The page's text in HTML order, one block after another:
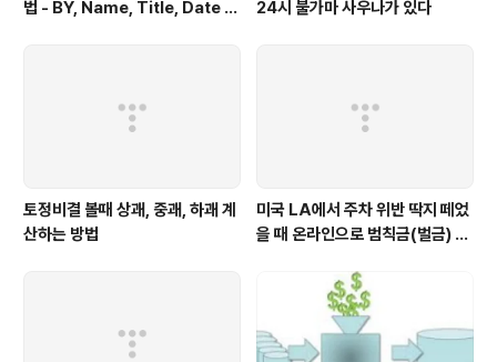
법 - BY, Name, Title, Date Si
24시 불가마 사우나가 있다
토정비결 볼때 상괘, 중괘, 하괘 계
산하는 방법
미국 LA에서 주차 위반 딱지 떼었
을 때 온라인으로 범칙금(벌금) 내